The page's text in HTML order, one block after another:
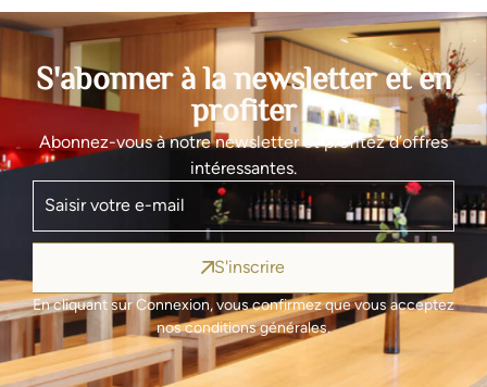
S'abonner à la newsletter et en
profiter
Abonnez-vous à notre newsletter et profitez d’offres
intéressantes.
S'inscrire
En cliquant sur Connexion, vous confirmez que vous acceptez
nos conditions générales.